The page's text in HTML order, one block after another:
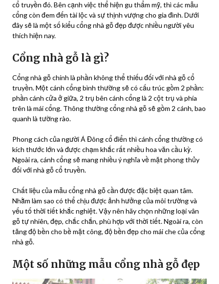
cổ truyền đó. Bên cạnh việc thể hiện gu thẩm mỹ, thì các mẫu
cổng còn đem đến tài lộc và sự thịnh vượng cho gia đình. Dưới
đây sẽ là một số kiểu cổng nhà gỗ đẹp được nhiều người yêu
thích hiện nay.
Cổng nhà gỗ là gì?
Cổng nhà gỗ chính là phần không thể thiếu đối với nhà gỗ cổ
truyền. Một cánh cổng bình thường sẽ có cấu trúc gồm 2 phần:
phần cánh cửa ở giữa, 2 trụ bên cánh cổng là 2 cột trụ và phía
trên là mái cổng. Thông thường cổng nhà gỗ sẽ gồm 2 cánh, bao
quanh là tường rào.
Phong cách của người Á Đông cổ điển thì cánh cổng thường có
kích thước lớn và được chạm khắc rất nhiều hoa văn cầu kỳ.
Ngoài ra, cánh cổng sẽ mang nhiều ý nghĩa về mặt phong thủy
đối với nhà gỗ cổ truyền.
Chất liệu của mẫu cổng nhà gỗ cần được đặc biệt quan tâm.
Nhằm làm sao có thể chịu được ảnh hưởng của môi trường và
yếu tố thời tiết khắc nghiệt. Vậy nên hãy chọn những loại vân
gỗ tự nhiên, đẹp, chắc chắn, phù hợp với thời tiết. Ngoài ra, còn
tăng độ bền cho bề mặt công, độ bền đẹp cho mái che của cổng
nhà gỗ.
Một số những mẫu cổng nhà gỗ đẹp